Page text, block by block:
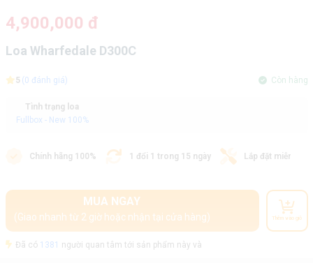
4,900,000 đ
Loa Wharfedale D300C
5 (0 đánh giá) Còn hàng
Tình trạng loa
Fullbox - New 100%
Chính hãng 100% 1 đổi 1 trong 15 ngày Lắp đặt miễn phí
MUA NGAY
(Giao nhanh từ 2 giờ hoặc nhận tại cửa hàng) Thêm vào giỏ
Đã có 1381 người quan tâm tới sản phẩm này và